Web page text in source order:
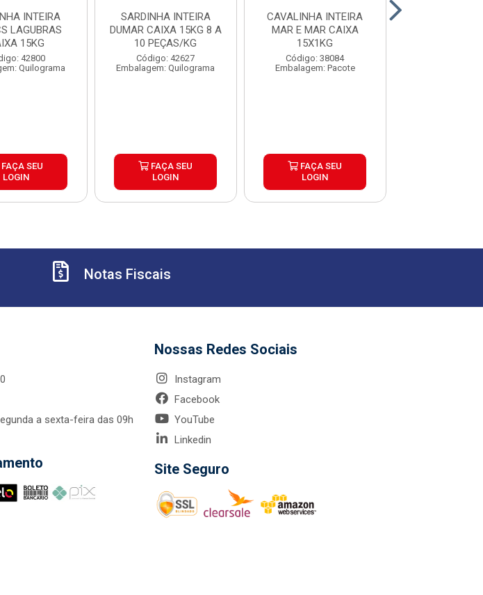
INTEIRA
LAGUBRAS
15KG
42800
Quilograma
SEU
LOGIN
SARDINHA INTEIRA
DUMAR CAIXA 15KG 8 A
10 PEÇAS/KG
Código: 42627
Embalagem: Quilograma
FAÇA SEU
LOGIN
CAVALINHA INTEIRA
MAR E MAR CAIXA
15X1KG
Código: 38084
Embalagem: Pacote
FAÇA SEU
LOGIN
Notas Fiscais
a sexta-feira das 09h
Nossas Redes Sociais
Instagram
Facebook
YouTube
Linkedin
Site Seguro